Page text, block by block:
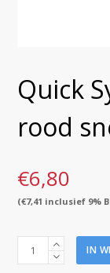
Quick
rood
€6,80
(€7,41 inclusief 9%
Quick
System
IN